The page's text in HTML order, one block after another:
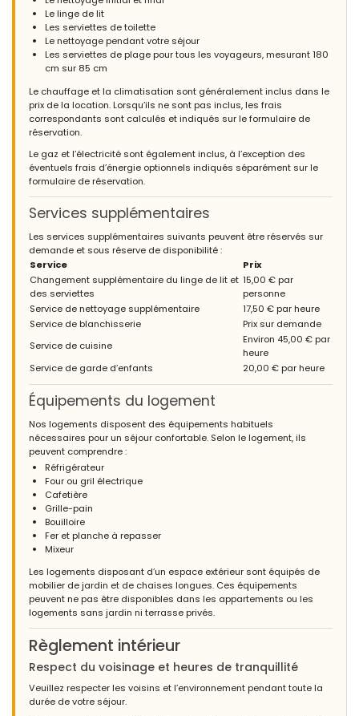
Le linge de lit
Les serviettes de toilette
Le nettoyage pendant votre séjour
Les serviettes de plage pour tous les voyageurs, mesurant 180
cm sur 85 cm
Le chauffage et la climatisation sont généralement inclus dans le
prix de la location. Lorsqu’ils ne sont pas inclus, les frais
correspondants sont calculés et indiqués sur le formulaire de
réservation.
Le gaz et l’électricité sont également inclus, à l’exception des
éventuels frais d’énergie optionnels indiqués séparément sur le
formulaire de réservation.
Services supplémentaires
Les services supplémentaires suivants peuvent être réservés sur
demande et sous réserve de disponibilité :
Service
Prix
Changement supplémentaire du linge de lit et
des serviettes
15,00 € par
personne
Service de nettoyage supplémentaire
17,50 € par heure
Service de blanchisserie
Prix sur demande
Service de cuisine
Environ 45,00 € par
heure
Service de garde d’enfants
20,00 € par heure
Équipements du logement
Nos logements disposent des équipements habituels
nécessaires pour un séjour confortable. Selon le logement, ils
peuvent comprendre :
Réfrigérateur
Four ou gril électrique
Cafetière
Grille-pain
Bouilloire
Fer et planche à repasser
Mixeur
Les logements disposant d’un espace extérieur sont équipés de
mobilier de jardin et de chaises longues. Ces équipements
peuvent ne pas être disponibles dans les appartements ou les
logements sans jardin ni terrasse privés.
Règlement intérieur
Respect du voisinage et heures de tranquillité
Veuillez respecter les voisins et l’environnement pendant toute la
durée de votre séjour.